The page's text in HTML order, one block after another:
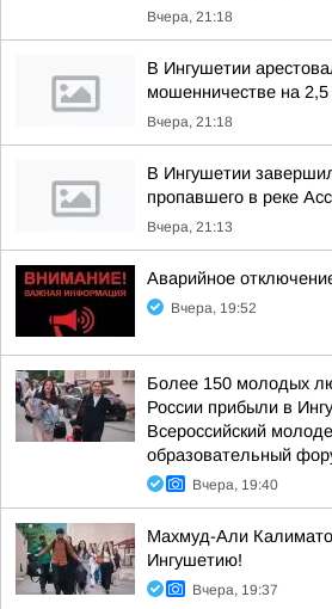
Вчера, 21:18
В Ингушетии
мошенничестве на
Вчера, 21:18
В Ингушетии
пропавшего в реке
Вчера, 21:13
Аварийное
Вчера, 19:52
Более 150 молодых
России прибыли в
Всероссийский
образовательный
Вчера, 19:40
Махмуд-Али
Ингушетию!
Вчера, 19:37